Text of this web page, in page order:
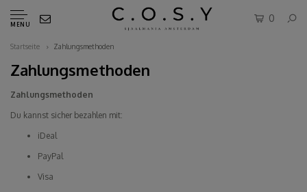
MENU
0
Startseite Zahlungsmethoden
Zahlungsmethoden
Zahlungsmethoden
Du kannst sicher bezahlen mit:
iDeal
PayPal
Visa